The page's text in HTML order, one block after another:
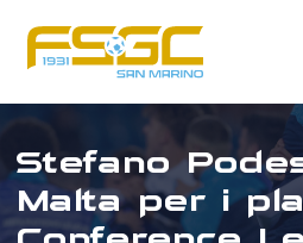
Stefano
Malta per i
Conference